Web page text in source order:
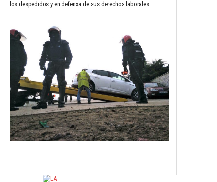
los despedidos y en defensa de sus derechos laborales.